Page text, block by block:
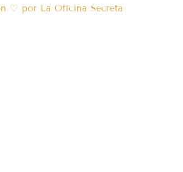
♡ por La Oficina Secreta